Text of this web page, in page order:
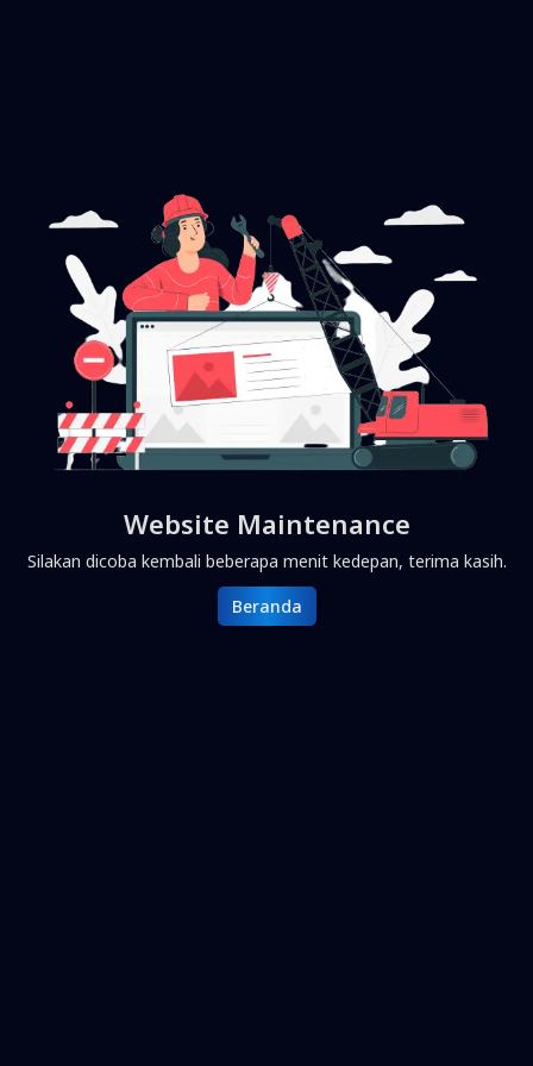
Website Maintenance
Silakan dicoba kembali beberapa menit kedepan, terima kasih.
Beranda